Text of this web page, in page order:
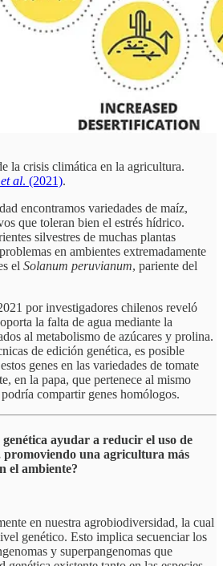
la crisis climática en la agricultura.
et al. (2021).
encontramos variedades de maíz,
que toleran bien el estrés hídrico.
silvestres de muchas plantas
en ambientes extremadamente
el Solanum peruvianum, pariente del
por investigadores chilenos reveló
la falta de agua mediante la
al metabolismo de azúcares y prolina.
de edición genética, es posible
genes en las variedades de tomate
en la papa, que pertenece al mismo
compartir genes homólogos.
ayudar a reducir el uso de
promoviendo una agricultura más
el ambiente?
en nuestra agrobiodiversidad, la cual
genético. Esto implica secuenciar los
y superpangenomas que